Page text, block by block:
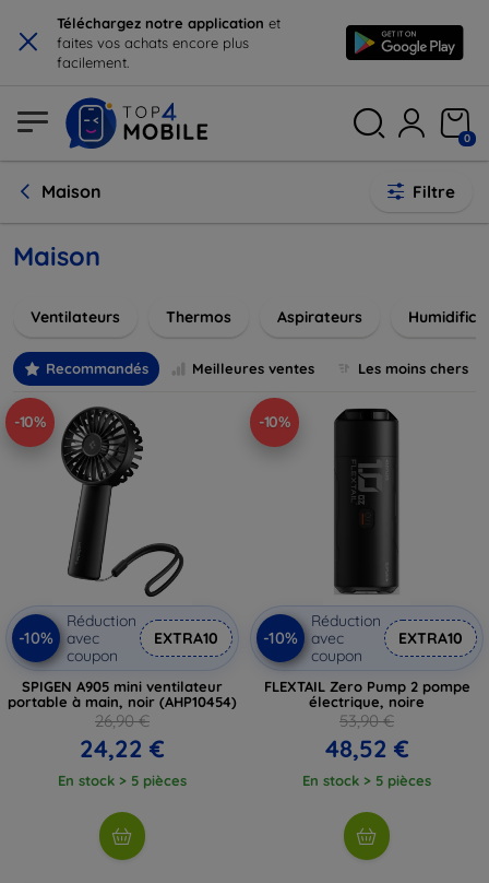
× Téléchargez notre application et
faites vos achats encore plus
facilement.
0
Maison Filtre
Maison
Ventilateurs Thermos Aspirateurs
Recommandés Meilleures ventes Les moins chers
-10%
-10%
Réduction
avec
coupon
EXTRA10
SPIGEN A905 mini ventilateur
portable à main, noir (AHP10454)
26,90 €
24,22 €
En stock > 5 pièces
-10%
-10%
Réduction
avec
coupon
EXTRA10
FLEXTAIL Zero Pump 2 pompe
électrique, noire
53,90 €
48,52 €
En stock > 5 pièces